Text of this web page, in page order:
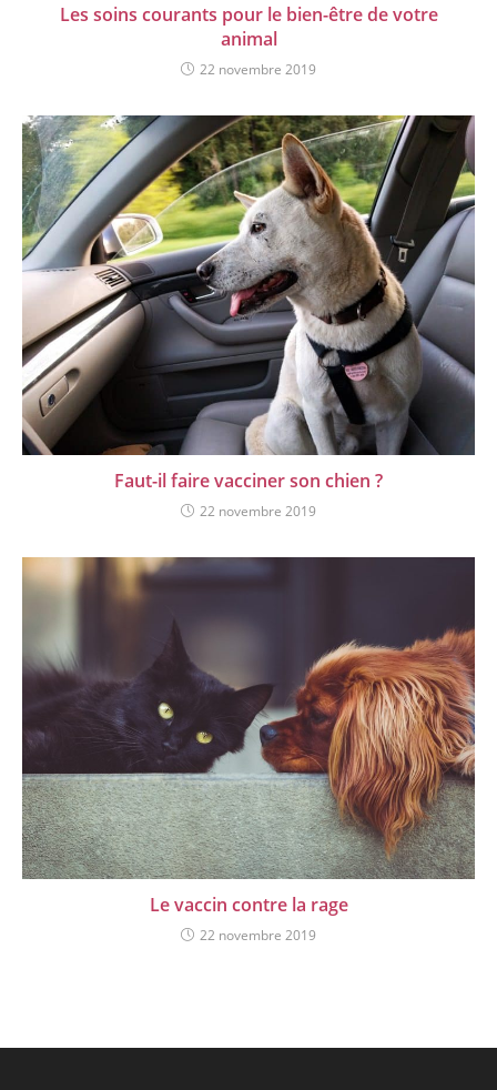
Les soins courants pour le bien-être de votre
animal
22 novembre 2019
Faut-il faire vacciner son chien ?
22 novembre 2019
Le vaccin contre la rage
22 novembre 2019